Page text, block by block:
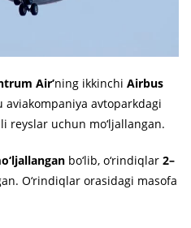
Air’ning ikkinchi Airbus
aviakompaniya avtoparkdagi
reyslar uchun mo‘ljallangan.
bo‘lib, o‘rindiqlar 2–
O‘rindiqlar orasidagi masofa